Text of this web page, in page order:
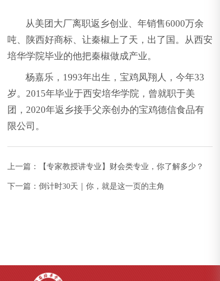
从美团大厂离职返乡创业、年销售6000万余
吨、陕西好商标、让秦椒上了天，出了国。从西安
培华学院毕业的他把秦椒做成产业。
杨嘉乐，1993年出生，宝鸡凤翔人，今年33
岁。2015年毕业于西安培华学院，曾就职于美
团，2020年返乡接手父亲创办的宝鸡德信食品有
限公司。
上一篇： 【专家教授讲专业】财会类专业，你了解多少？
下一篇： 倒计时30天｜你，就是这一页的主角